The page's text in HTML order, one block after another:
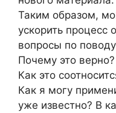
Таким образом,
ускорить процесс
вопросы по
Почему это
Как это
Как я могу
уже известно? В